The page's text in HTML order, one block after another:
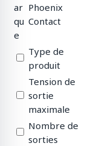
ar
qu
e
Phoenix
Contact
Type de
produit
Tension de
sortie
maximale
Nombre de
sorties